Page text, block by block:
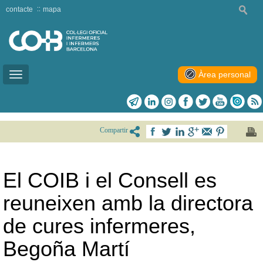
Toggle
contacte mapa
Àrea personal
Compartir
El COIB i el Consell es
reuneixen amb la directora
de cures infermeres,
Begoña Martí